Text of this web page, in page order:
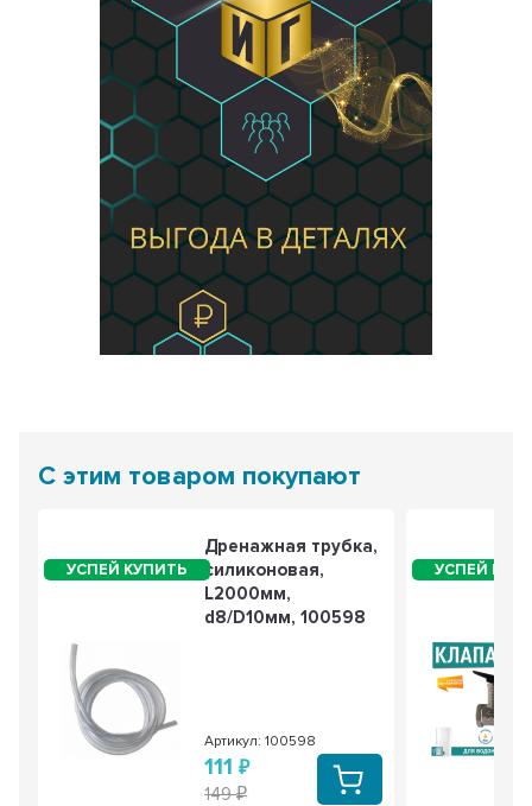
С этим товаром покупают
Дренажная трубка,
силиконовая,
L2000мм,
d8/D10мм, 100598
Артикул: 100598
111
149